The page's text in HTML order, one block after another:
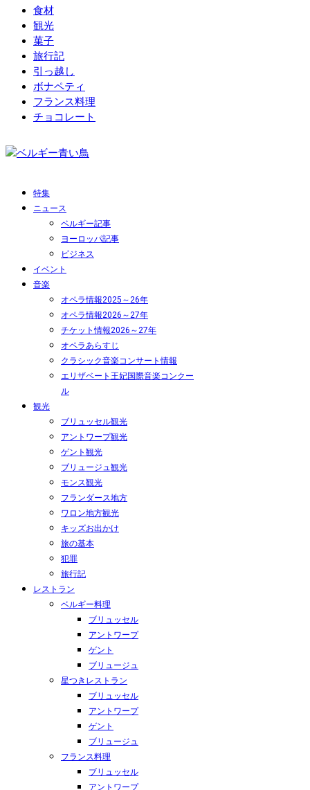
食材
観光
菓子
旅行記
引っ越し
ボナペティ
フランス料理
チョコレート
特集
ニュース
ベルギー記事
ヨーロッパ記事
ビジネス
イベント
音楽
オペラ情報2025～26年
オペラ情報2026～27年
チケット情報2026～27年
オペラあらすじ
クラシック音楽コンサート情報
エリザベート王妃国際音楽コンクー
ル
観光
ブリュッセル観光
アントワープ観光
ゲント観光
ブリュージュ観光
モンス観光
フランダース地方
ワロン地方観光
キッズお出かけ
旅の基本
犯罪
旅行記
レストラン
ベルギー料理
ブリュッセル
アントワープ
ゲント
ブリュージュ
星つきレストラン
ブリュッセル
アントワープ
ゲント
ブリュージュ
フランス料理
ブリュッセル
アントワープ